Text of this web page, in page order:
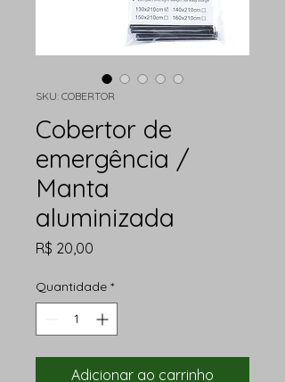
SKU: COBERTOR
Cobertor de
emergência /
Manta
aluminizada
R$ 20,00
Quantidade *
Adicionar ao carrinho